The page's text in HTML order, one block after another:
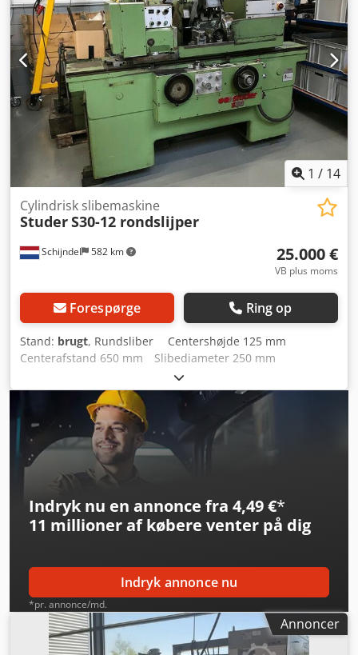
1 / 14
Schijndel 582 km
Cylindrisk slibemaskine
StuderS30-12 rondslijper
25.000 €
VB plus moms
Forespørge Ring op
Stand: brugt, Rundsliber Centershøjde 125 mm
Centerafstand 650 mm Slibediameter 250 mm
Slibeskivediameter 400 mm Samlet effektbehov 8 kW
Vægt ca. 2500 kg Dette er en maskine fra Machines4you
Cedpfx Asgfqn Noa Uorf
Indryk nu en annonce fra 4,49 €*
11 millioner af købere venter på dig
Indryk annonce nu
*pr. annonce/md.
Annoncer